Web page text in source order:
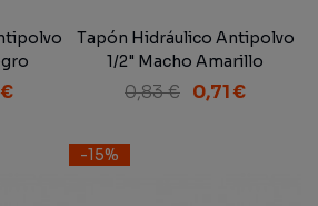
Tapón Hidráulico Antipolvo
1/2" Macho Amarillo
0,83 € 0,71 €
-15%